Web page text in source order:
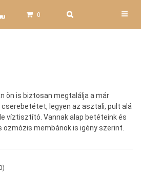
0
ön is biztosan megtalálja a már
legyen az asztali, pult alá
víztisztító. Vannak alap betéteink és
membánok is igény szerint.